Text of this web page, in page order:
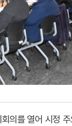
의를 열어 시정